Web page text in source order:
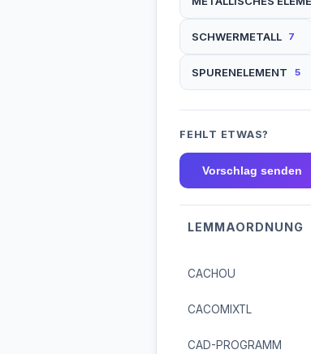
SCHWERMETALL 7
SPURENELEMENT 5
FEHLT ETWAS?
Vorschlag senden
LEMMAORDNUNG
CACHOU
CACOMIXTL
CAD-PROGRAMM